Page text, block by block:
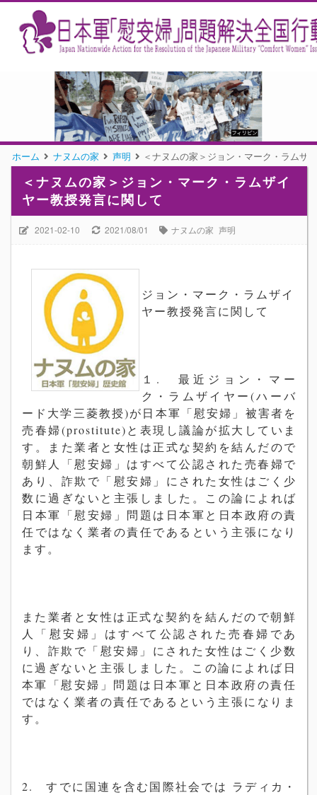
ホーム ナヌムの家 声明 ＜ナヌムの家＞ジョン・マーク・ラムザ
＜ナヌムの家＞ジョン・マーク・ラムザイ
ヤー教授発言に関して
2021-02-10 2021/08/01 ナヌムの家 声明
ジョン ・マーク・ラムザイ
ヤー教授発言に関して
１. 最近ジョン・マー
ク・ラムザイヤー(ハーバ
ード大学三菱教授)が日本軍「慰安婦」被害者を
売春婦(prostitute)と表現し議論が拡大していま
す。また業者と女性は正式な契約を結んだので
朝鮮人「慰安婦」はすべて公認された売春婦で
あり、詐欺で「慰安婦」にされた女性はごく少
数に過ぎないと主張しました。この論によれば
日本軍「慰安婦」問題は日本軍と日本政府の責
任ではなく業者の責任であるという主張になり
ます。
また業者と女性は正式な契約を結んだので朝鮮
人「慰安婦」はすべて公認された売 春婦であ
り、詐欺で「慰安婦」にされた女性はごく少数
に過ぎないと主張しました。 この論によれば日
本軍「慰安婦」 問題は日本軍と日本政府の責任
ではなく業者の責任であるという主張になりま
す。
2. すでに国連を含む国際社会では ラディカ ・